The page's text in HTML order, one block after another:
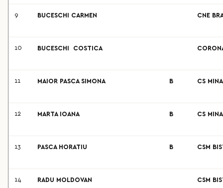
9 BUCESCHI CARMEN CNE
10 BUCESCHI COSTICA
11 MAIOR PASCA SIMONA B CS
12 MARTA IOANA B CS
13 PASCA HORATIU B CSM
14 RADU MOLDOVAN CSM